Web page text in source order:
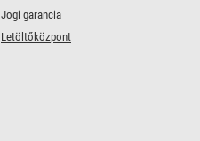
Jogi garancia
Letöltőközpont